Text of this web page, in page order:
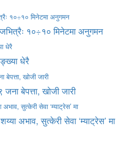
१०÷१० मिनेटमा अनुगमन
धेरै
बेपत्ता, खोजी जारी
अभाव, सुत्केरी सेवा ‘म्याट्रेस’ मा